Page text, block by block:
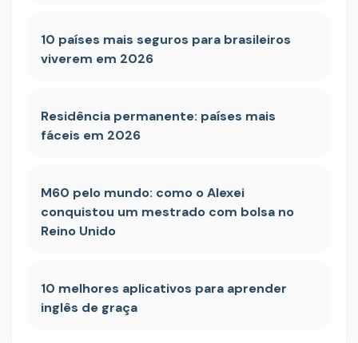
10 países mais seguros para brasileiros
viverem em 2026
Residência permanente: países mais
fáceis em 2026
M60 pelo mundo: como o Alexei
conquistou um mestrado com bolsa no
Reino Unido
10 melhores aplicativos para aprender
inglês de graça